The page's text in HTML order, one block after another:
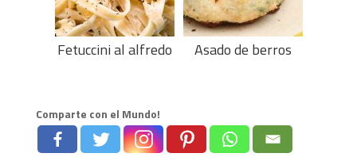
Fetuccini al alfredo Asado de berros
Comparte con el Mundo!